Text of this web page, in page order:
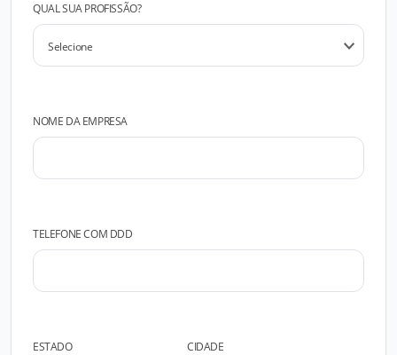
QUAL SUA PROFISSÃO?
NOME DA EMPRESA
TELEFONE COM DDD
ESTADO CIDADE